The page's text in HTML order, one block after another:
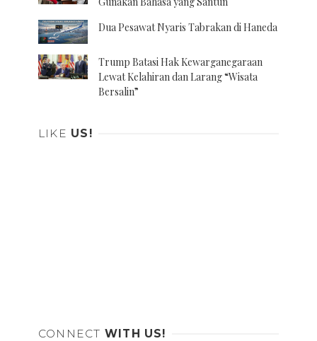
Dua Pesawat Nyaris Tabrakan di Haneda
Trump Batasi Hak Kewarganegaraan
Lewat Kelahiran dan Larang “Wisata
Bersalin”
LIKE US!
CONNECT WITH US!